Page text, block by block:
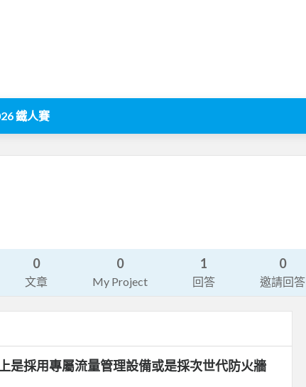
鐵人賽
0
文章
0
My Project
1
回答
0
邀請回答
是採用專屬流量管理設備或是採次世代防火牆